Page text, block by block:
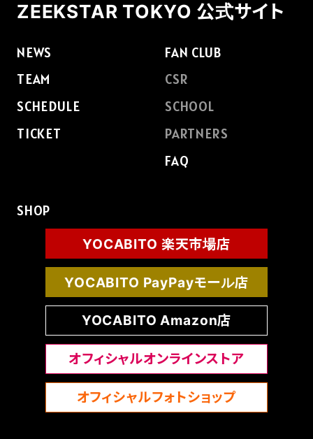
ZEEKSTAR TOKYO 公式サイト
NEWS
TEAM
SCHEDULE
TICKET
FAN CLUB
CSR
SCHOOL
PARTNERS
FAQ
SHOP
YOCABITO 楽天市場店
YOCABITO PayPayモール店
YOCABITO Amazon店
オフィシャルオンラインストア
オフィシャルフォトショップ